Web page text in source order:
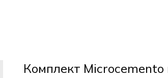
Комплект Microcemento